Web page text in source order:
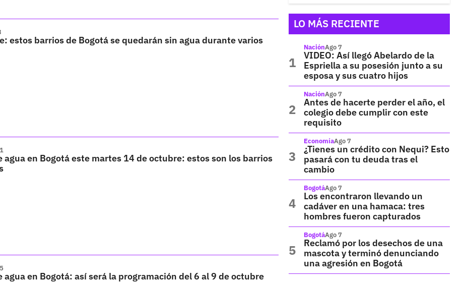
estos barrios de Bogotá se quedarán sin agua durante varios
agua en Bogotá este martes 14 de octubre: estos son los barrios
agua en Bogotá: así será la programación del 6 al 9 de octubre
LO MÁS RECIENTE
NaciónAgo 7
VIDEO: Así llegó Abelardo de la
Espriella a su posesión junto a su
esposa y sus cuatro hijos
NaciónAgo 7
Antes de hacerte perder el año, el
colegio debe cumplir con este
requisito
EconomíaAgo 7
¿Tienes un crédito con Nequi? Esto
pasará con tu deuda tras el
cambio
BogotáAgo 7
Los encontraron llevando un
cadáver en una hamaca: tres
hombres fueron capturados
BogotáAgo 7
Reclamó por los desechos de una
mascota y terminó denunciando
una agresión en Bogotá